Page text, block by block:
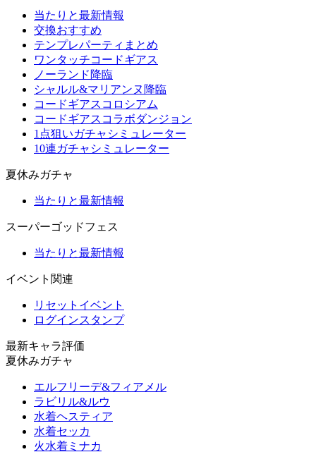
当たりと最新情報
交換おすすめ
テンプレパーティまとめ
ワンタッチコードギアス
ノーランド降臨
シャルル&マリアンヌ降臨
コードギアスコロシアム
コードギアスコラボダンジョン
1点狙いガチャシミュレーター
10連ガチャシミュレーター
夏休みガチャ
当たりと最新情報
スーパーゴッドフェス
当たりと最新情報
イベント関連
リセットイベント
ログインスタンプ
最新キャラ評価
夏休みガチャ
エルフリーデ&フィアメル
ラビリル&ルウ
水着ヘスティア
水着セッカ
火水着ミナカ